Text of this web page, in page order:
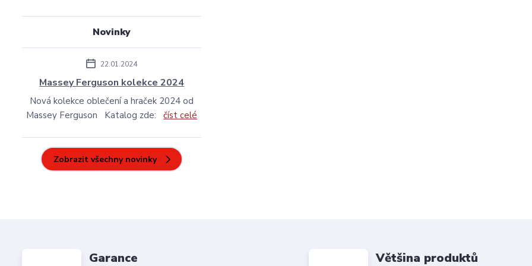
Novinky
22.01.2024
Massey Ferguson kolekce 2024
Nová kolekce oblečení a hraček 2024 od
Massey Ferguson Katalog zde:číst celé
Zobrazit všechny novinky
Garance
Většina produktů